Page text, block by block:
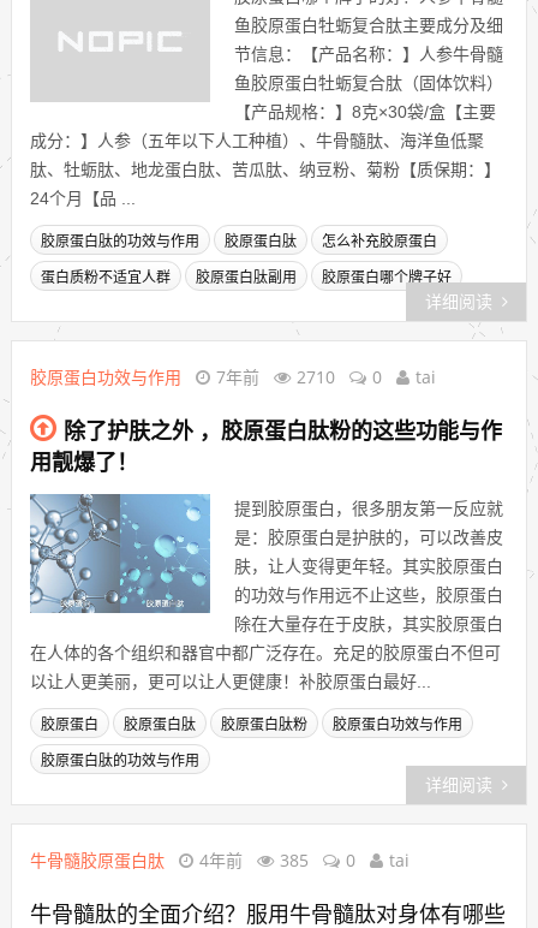
鱼胶原蛋白牡蛎复合肽主要成分及细
节信息：【产品名称：】人参牛骨髓
鱼胶原蛋白牡蛎复合肽（固体饮料）
【产品规格：】8克×30袋/盒【主要
成分：】人参（五年以下人工种植）、牛骨髓肽、海洋鱼低聚
肽、牡蛎肽、地龙蛋白肽、苦瓜肽、纳豆粉、菊粉【质保期：】
24个月【品 ...
胶原蛋白肽的功效与作用 胶原蛋白肽 怎么补充胶原蛋白
蛋白质粉不适宜人群 胶原蛋白肽副用 胶原蛋白哪个牌子好
详细阅读
胶原蛋白功效与作用 7年前 2710 0 tai
除了护肤之外 ，胶原蛋白肽粉的这些功能与作
用靓爆了！
提到胶原蛋白，很多朋友第一反应就
是：胶原蛋白是护肤的，可以改善皮
肤，让人变得更年轻。其实胶原蛋白
的功效与作用远不止这些，胶原蛋白
除在大量存在于皮肤，其实胶原蛋白
在人体的各个组织和器官中都广泛存在。充足的胶原蛋白不但可
以让人更美丽，更可以让人更健康！补胶原蛋白最好...
胶原蛋白 胶原蛋白肽 胶原蛋白肽粉 胶原蛋白功效与作用
胶原蛋白肽的功效与作用
详细阅读
牛骨髓胶原蛋白肽 4年前 385 0 tai
牛骨髓肽的全面介绍？服用牛骨髓肽对身体有哪些